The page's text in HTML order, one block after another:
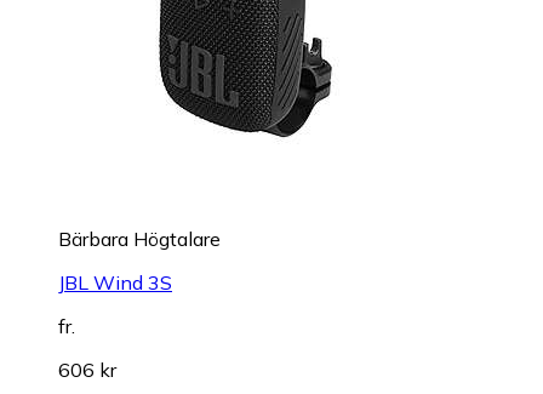
Bärbara Högtalare
JBL Wind 3S
fr.
606 kr